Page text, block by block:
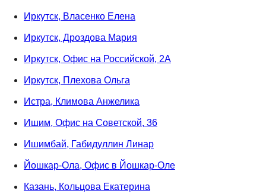
Иркутск, Власенко Елена
Иркутск, Дроздова Мария
Иркутск, Офис на Российской, 2А
Иркутск, Плехова Ольга
Истра, Климова Анжелика
Ишим, Офис на Советской, 36
Ишимбай, Габидуллин Линар
Йошкар-Ола, Офис в Йошкар-Оле
Казань, Кольцова Екатерина